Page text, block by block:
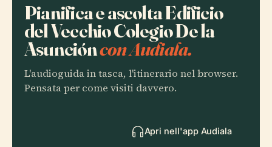
Pianifica e ascolta Edificio
del Vecchio Colegio De la
Asuncióncon Audiala.
L'audioguida in tasca, l'itinerario nel browser.
Pensata per come visiti davvero.
Apri nell'app Audiala